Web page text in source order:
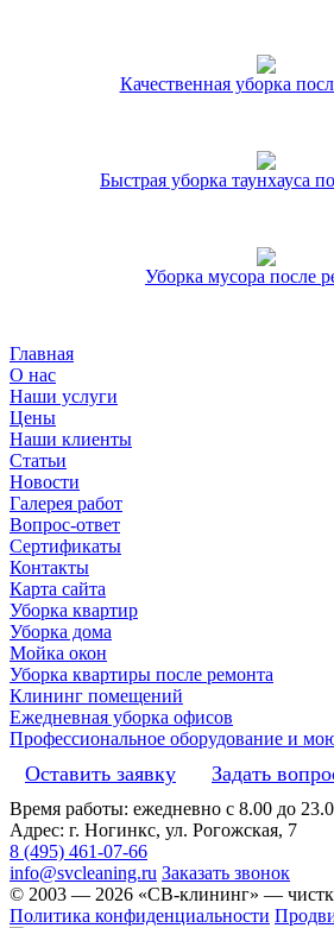
Качественная уборка
Быстрая уборка таунхауса
Уборка мусора после
Главная
О нас
Наши услуги
Цены
Наши клиенты
Статьи
Новости
Галерея работ
Вопрос-ответ
Сертификаты
Контакты
Карта сайта
Уборка квартир
Уборка дома
Мойка окон
Уборка квартиры после ремонта
Клининг помещений
Ежедневная уборка офисов
Профессиональное оборудование и
Оставить заявку Задать
Время работы: ежедневно с 8.00 до
Адрес: г. Ногинкс, ул. Рогожская, 7
8 (495) 461-07-66
info@svcleaning.ru Заказать звонок
© 2003 — 2026 «СВ-клининг» —
Политика конфиденциальности